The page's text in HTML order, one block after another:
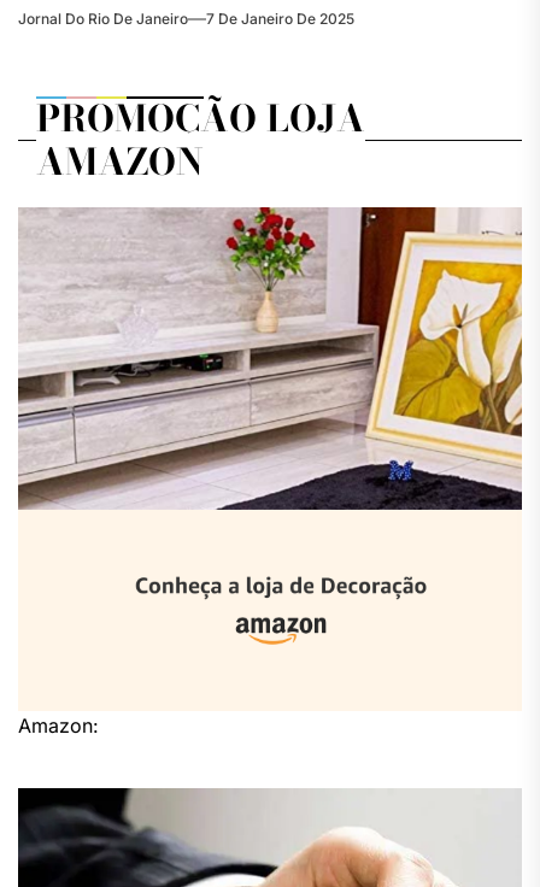
Jornal Do Rio De Janeiro 7 De Janeiro De 2025
PROMOÇÃO LOJA
AMAZON
Amazon: